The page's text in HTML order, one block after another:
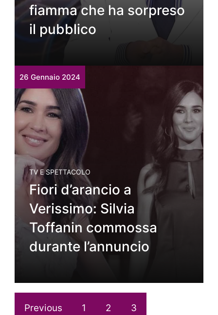
fiamma che ha sorpreso
il pubblico
26 Gennaio 2024
TV E SPETTACOLO
Fiori d’arancio a
Verissimo: Silvia
Toffanin commossa
durante l’annuncio
Previous 1 2 3